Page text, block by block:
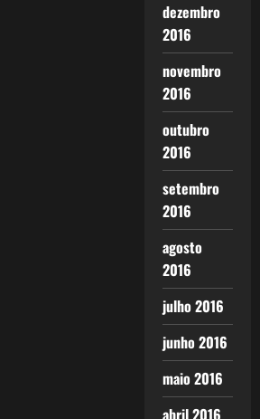
dezembro
2016
novembro
2016
outubro
2016
setembro
2016
agosto
2016
julho 2016
junho 2016
maio 2016
abril 2016